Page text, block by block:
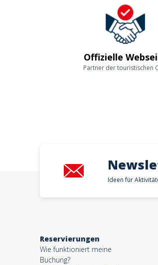
Offizielle
Partner der touristischen
Ideen für
Reservierungen
Wie funktioniert meine
Buchung?